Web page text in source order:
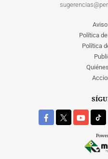
Aviso
Política
Política